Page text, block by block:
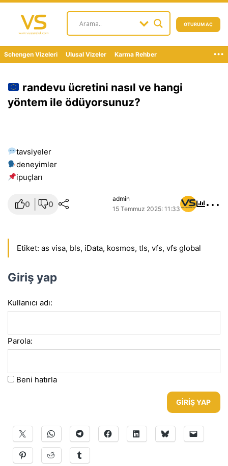
OTURUM AÇ
Schengen Vizeleri Ulusal Vizeler Karma Rehber ...
randevu ücretini nasıl ve hangi
yöntem ile ödüyorsunuz?
tavsiyeler
deneyimler
i̇puçları
0 0
admin
15 Temmuz 2025: 11:33
⋯
Etiket: as visa, bls, iData, kosmos, tls, vfs, vfs global
Giriş yap
Kullanıcı adı:
Parola:
Beni hatırla
GIRIŞ YAP